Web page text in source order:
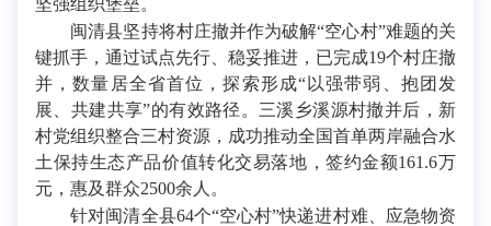
坚强组织堡垒。
闽清县坚持将村庄撤并作为破解“空心村”难题的关
键抓手，通过试点先行、稳妥推进，已完成19个村庄撤
并，数量居全省首位，探索形成“以强带弱、抱团发
展、共建共享”的有效路径。三溪乡溪源村撤并后，新
村党组织整合三村资源，成功推动全国首单两岸融合水
土保持生态产品价值转化交易落地，签约金额161.6万
元，惠及群众2500余人。
针对闽清全县64个“空心村”快递进村难、应急物资